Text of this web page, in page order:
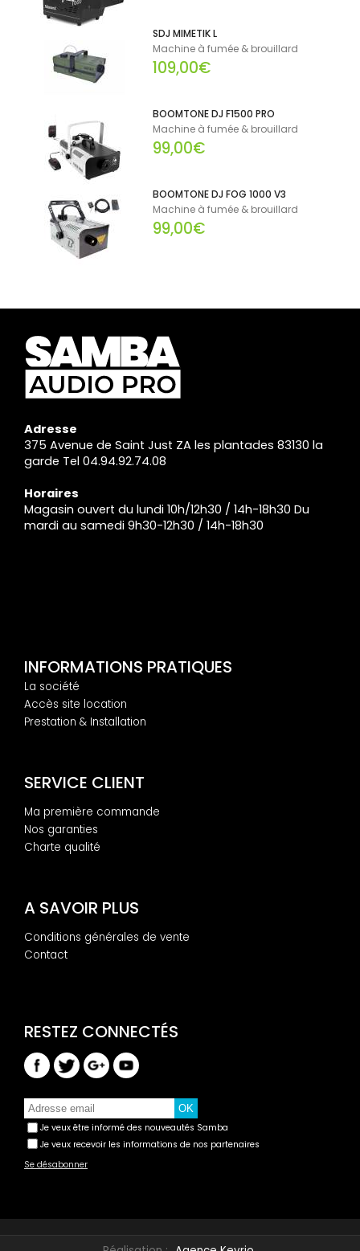
SDJ MIMETIK L
Machine à fumée & brouillard
109,00€
BOOMTONE DJ F1500 PRO
Machine à fumée & brouillard
99,00€
BOOMTONE DJ FOG 1000 V3
Machine à fumée & brouillard
99,00€
Adresse
375 Avenue de Saint Just ZA les plantades 83130 la
garde Tel 04.94.92.74.08
Horaires
Magasin ouvert du lundi 10h/12h30 / 14h-18h30 Du
mardi au samedi 9h30-12h30 / 14h-18h30
INFORMATIONS PRATIQUES
La société
Accès site location
Prestation & Installation
SERVICE CLIENT
Ma première commande
Nos garanties
Charte qualité
A SAVOIR PLUS
Conditions générales de vente
Contact
Je veux être informé des nouveautés Samba
Je veux recevoir les informations de nos partenaires
Se désabonner